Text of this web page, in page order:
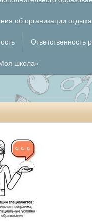
об организации
Ответственность
школа»